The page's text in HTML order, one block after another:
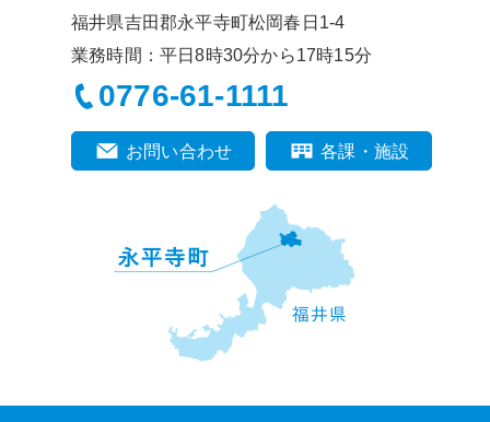
福井県吉田郡永平寺町松岡春日1-4
業務時間：平日8時30分から17時15分
0776-61-1111
お問い合わせ 各課・施設